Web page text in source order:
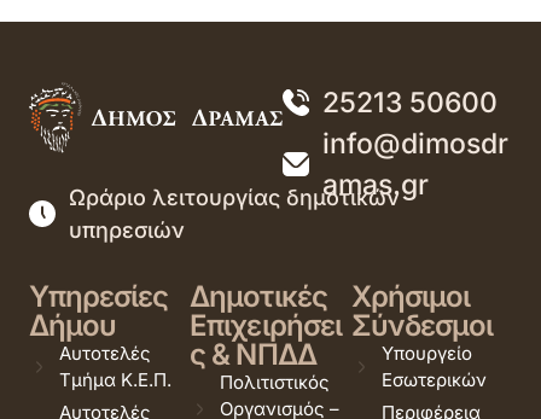
25213 50600
info@dimosdr
amas.gr
Ωράριο λειτουργίας δημοτικών
υπηρεσιών
Υπηρεσίες
Δήμου
Αυτοτελές
Τμήμα Κ.Ε.Π.
Αυτοτελές
Δημοτικές
Επιχειρήσει
ς & ΝΠΔΔ
Πολιτιστικός
Οργανισμός –
Χρήσιμοι
Σύνδεσμοι
Υπουργείο
Εσωτερικών
Περιφέρεια